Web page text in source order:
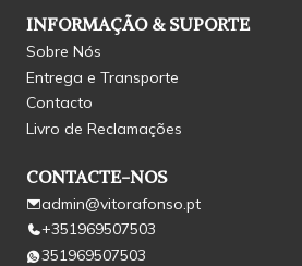
INFORMAÇÃO & SUPORTE
Sobre Nós
Entrega e Transporte
Contacto
Livro de Reclamações
CONTACTE-NOS
admin@vitorafonso.pt
+351969507503
351969507503